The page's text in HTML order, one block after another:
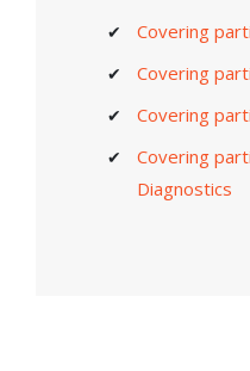
Covering
Covering
Covering
Covering
Diagnostics